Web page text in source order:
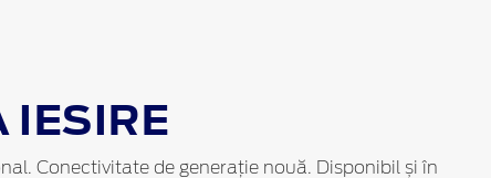
IESIRE
Conectivitate de generație nouă. Disponibil și în